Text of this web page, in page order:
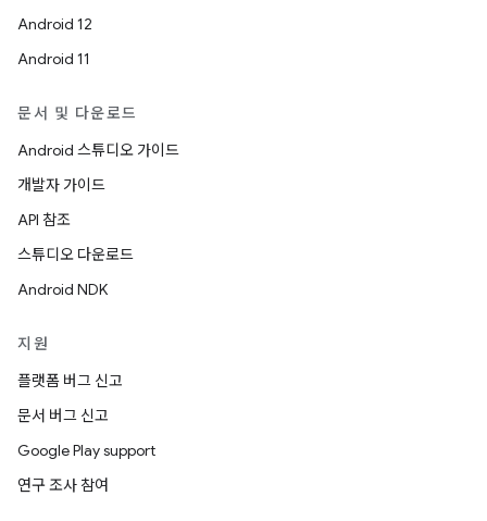
Android 12
Android 11
문서 및 다운로드
Android 스튜디오 가이드
개발자 가이드
API 참조
스튜디오 다운로드
Android NDK
지원
플랫폼 버그 신고
문서 버그 신고
Google Play support
연구 조사 참여